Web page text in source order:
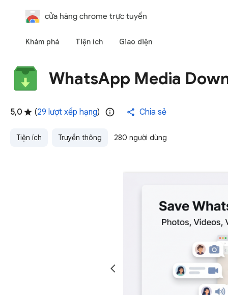
cửa hàng chrome trực tuyến
Khám phá Tiện ích Giao diện
WhatsApp Media
5,0 (29 lượt xếp hạng) Chia sẻ
Tiện ích Truyền thông 280 người dùng